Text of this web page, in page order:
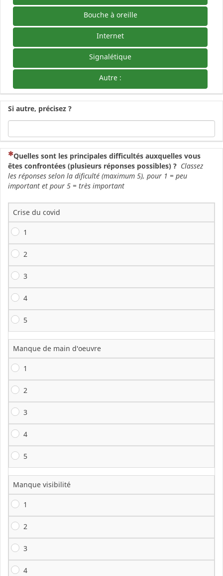
Bouche à oreille
Internet
Signalétique
Autre :
Si autre, précisez ?
(Cette question est obligatoire)
Quelles sont les principales difficultés auxquelles vous
êtes confrontées (plusieurs réponses possibles) ? Classez
les réponses selon la dificulté (maximum 5), pour 1 = peu
important et pour 5 = très important
Crise du covid
1
2
3
4
5
Manque de main d'oeuvre
1
2
3
4
5
Manque visibilité
1
2
3
4